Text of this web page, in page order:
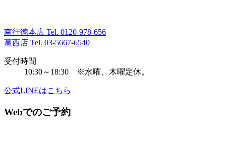
南行徳本店 Tel. 0120-978-656
葛西店 Tel. 03-5667-6540
受付時間
10:30～18:30 ※水曜、木曜定休。
公式LINEはこちら
Webでのご予約